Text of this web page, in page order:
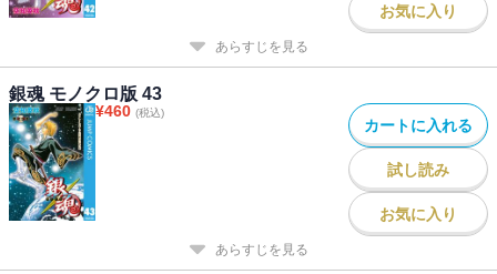
お気に入り
あらすじを見る
銀魂 モノクロ版 43
¥460 (税込)
カートに入れる
試し読み
お気に入り
あらすじを見る